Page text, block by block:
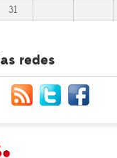
31
redes